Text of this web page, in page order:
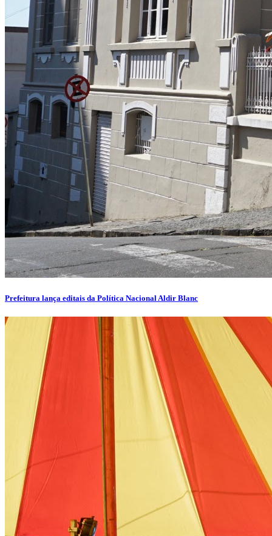
Prefeitura lança editais da Política Nacional Aldir Blanc